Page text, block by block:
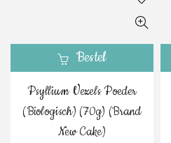
Bestel
Psyllium Vezels Poeder
(Biologisch) (70g) (Brand
New Cake)